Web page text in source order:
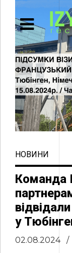
НОВИНИ
Команда
у
02.08.2024